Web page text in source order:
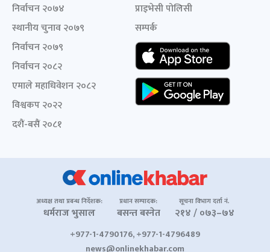
निर्वाचन २०७४
स्थानीय चुनाव २०७९
निर्वाचन २०७९
निर्वाचन २०८२
एमाले महाधिवेशन २०८२
विश्वकप २०२२
दशैं-बसैं २०८१
प्राइभेसी पोलिसी
सम्पर्क
अध्यक्ष तथा प्रबन्ध निर्देशक:
धर्मराज भुसाल
प्रधान सम्पादक:
बसन्त बस्नेत
सूचना विभाग दर्ता नं.
२१४ / ०७३–७४
+977-1-4790176, +977-1-4796489
news@onlinekhabar.com